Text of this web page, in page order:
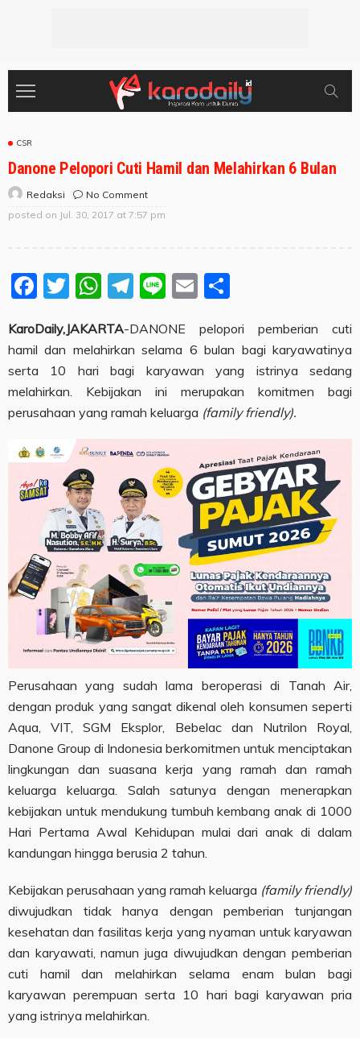
CSR
Danone Pelopori Cuti Hamil dan Melahirkan 6 Bulan
Redaksi
No Comment
posted on Jul. 30, 2017 at 7:57 pm
Facebook
Twitter
WhatsApp
Telegram
LineEmail
KaroDaily,JAKARTA-DANONE pelopori pemberian cuti
hamil dan melahirkan selama 6 bulan bagi karyawatinya
serta 10 hari bagi karyawan yang istrinya sedang
melahirkan. Kebijakan ini merupakan komitmen bagi
perusahaan yang ramah keluarga (family friendly).
Perusahaan yang sudah lama beroperasi di Tanah Air,
dengan produk yang sangat dikenal oleh konsumen seperti
Aqua, VIT, SGM Eksplor, Bebelac dan Nutrilon Royal,
Danone Group di Indonesia berkomitmen untuk menciptakan
lingkungan dan suasana kerja yang ramah dan ramah
keluarga keluarga. Salah satunya dengan menerapkan
kebijakan untuk mendukung tumbuh kembang anak di 1000
Hari Pertama Awal Kehidupan mulai dari anak di dalam
kandungan hingga berusia 2 tahun.
Kebijakan perusahaan yang ramah keluarga (family friendly)
diwujudkan tidak hanya dengan pemberian tunjangan
kesehatan dan fasilitas kerja yang nyaman untuk karyawan
dan karyawati, namun juga diwujudkan dengan pemberian
cuti hamil dan melahirkan selama enam bulan bagi
karyawan perempuan serta 10 hari bagi karyawan pria
yang istrinya melahirkan.